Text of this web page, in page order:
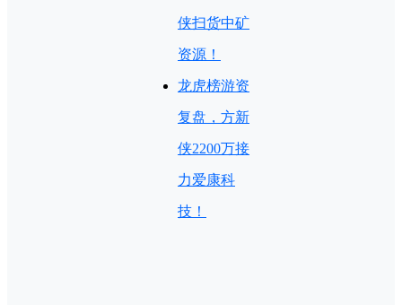
侠扫货中矿
资源！
龙虎榜游资
复盘，方新
侠2200万接
力爱康科
技！